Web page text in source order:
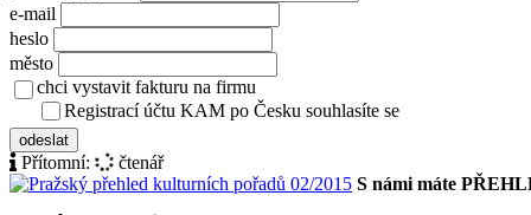
e-mail
heslo
město
chci vystavit fakturu na firmu
Registrací účtu KAM po Česku souhlasíte se
odeslat
Přítomní:
čtenář
S námi máte